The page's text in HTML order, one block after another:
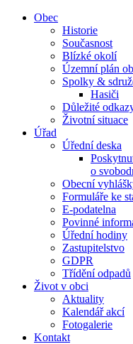
Obec
Historie
Současnost
Blízké okolí
Územní plán
Spolky &
Hasiči
Důležité
Životní situace
Úřad
Úřední deska
o
Obecní
Formuláře ke
E-podatelna
Povinné
Úřední hodiny
Zastupitelstvo
GDPR
Třídění odpadů
Život v obci
Aktuality
Kalendář akcí
Fotogalerie
Kontakt